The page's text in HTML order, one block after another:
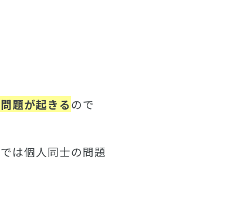
題が起きるので
は個人同士の問題